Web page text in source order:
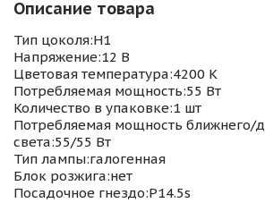
Описание товара
Тип цоколя:H1
Напряжение:12 В
Цветовая температура:4200 К
Потребляемая мощность:55 Вт
Количество в упаковке:1 шт
Потребляемая мощность ближнего/
света:55/55 Вт
Тип лампы:галогенная
Блок розжига:нет
Посадочное гнездо:P14.5s